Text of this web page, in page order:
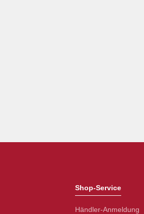
Shop-Service
Händler-Anmeldung